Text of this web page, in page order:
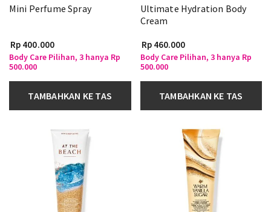
Mini Perfume Spray
Rp 400.000
Body Care Pilihan, 3 hanya Rp
500.000
TAMBAHKAN KE TAS
Ultimate Hydration Body
Cream
Rp 460.000
Body Care Pilihan, 3 hanya Rp
500.000
TAMBAHKAN KE TAS